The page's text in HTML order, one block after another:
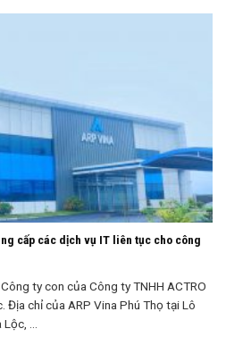
cấp các dịch vụ IT liên tục cho công
ty con của Công ty TNHH ACTRO
Địa chỉ của ARP Vina Phú Thọ tại Lô
...